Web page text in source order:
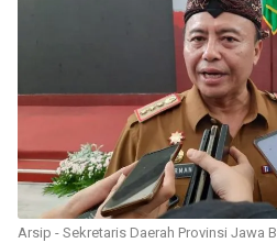
Arsip - Sekretaris Daerah Provinsi Jawa